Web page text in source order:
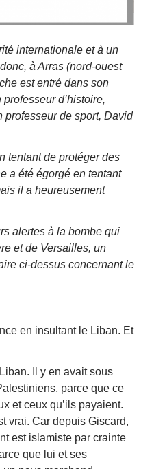
internationale et à un
à Arras (nord-ouest
est entré dans son
d’histoire,
professeur de sport, David
tentant de protéger des
a été égorgé en tentant
il a heureusement
alertes à la bombe qui
et de Versailles, un
ci-dessus concernant le
en insultant le Liban. Et
Il y en avait sous
parce que ce
et ceux qu’ils payaient.
vrai. Car depuis Giscard,
est islamiste par crainte
que lui et ses